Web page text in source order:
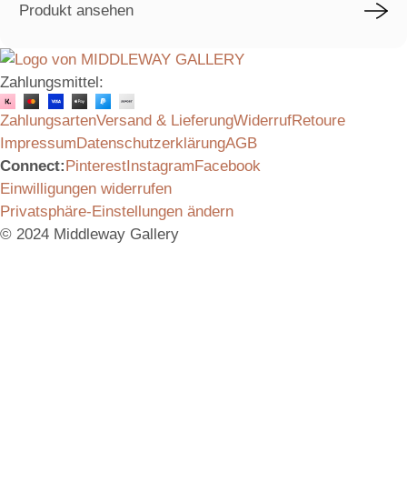
Produkt ansehen
Zahlungsmittel:
ZahlungsartenVersand & LieferungWiderrufRetoure
ImpressumDatenschutzerklärungAGB
Connect:PinterestInstagramFacebook
Einwilligungen widerrufen
Privatsphäre-Einstellungen ändern
© 2024 Middleway Gallery